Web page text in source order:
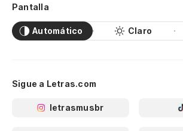
Pantalla
Automático Claro
Sigue a Letras.com
letrasmusbr